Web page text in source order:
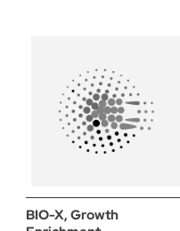
BIO-X, Growth